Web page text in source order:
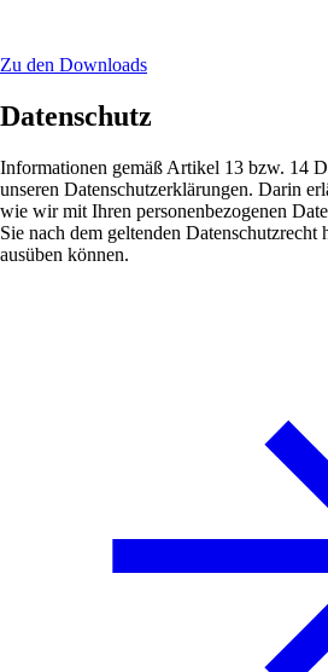
Zu den Downloads
Datenschutz
Informationen gemäß Artikel 13 bzw. 14
unseren Datenschutzerklärungen. Darin
wie wir mit Ihren personenbezogenen
Sie nach dem geltenden Datenschutzrecht
ausüben können.